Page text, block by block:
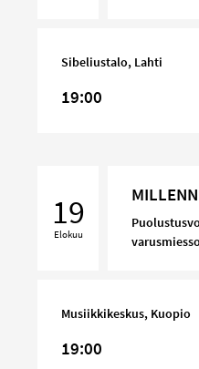
Sibeliustalo, Lahti
19:00
19
Elokuu
Musiikkikeskus, Kuopio
19:00